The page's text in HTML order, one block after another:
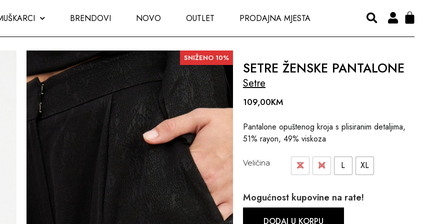
BRENDOVI NOVO OUTLET PRODAJNA MJESTA
SNIŽENO 10%
SETRE ŽENSKE PANTALONE
Setre
109,00KM
Pantalone opuštenog kroja s plisiranim detaljima,
51% rayon, 49% viskoza
Veličina S M L XL
Mogućnost kupovine na rate!
DODAJ U KORPU